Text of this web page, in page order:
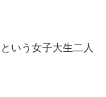
いう女子大生二人